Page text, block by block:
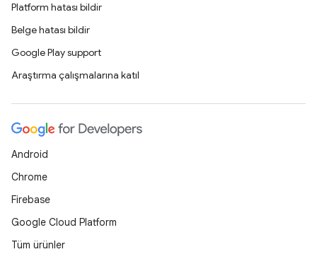
Platform hatası bildir
Belge hatası bildir
Google Play support
Araştırma çalışmalarına katıl
Android
Chrome
Firebase
Google Cloud Platform
Tüm ürünler